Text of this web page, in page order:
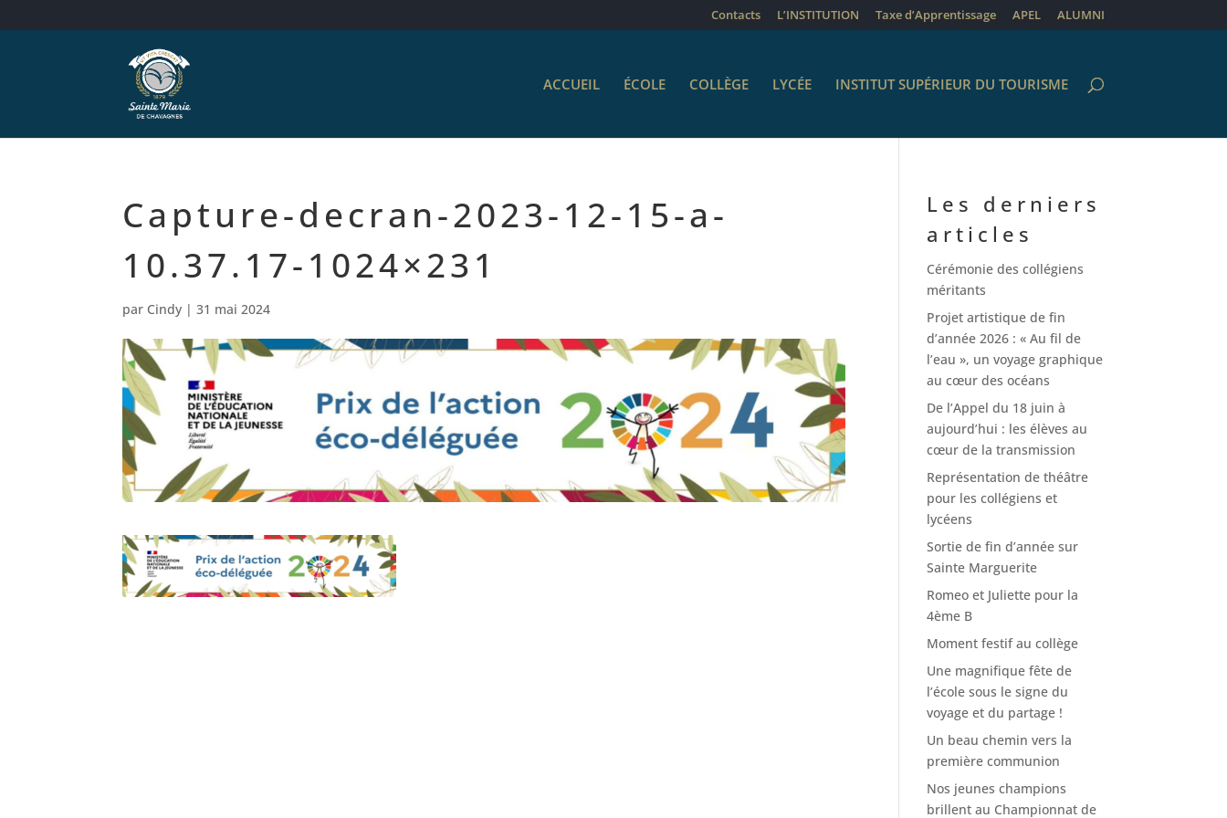
Contacts L’INSTITUTION Taxe d’Apprentissage APEL ALUMNI
ACCUEIL ÉCOLE COLLÈGE LYCÉE INSTITUT SUPÉRIEUR DU TOURISME
Capture-decran-2023-12-15-a-
10.37.17-1024×231
par Cindy |31 mai 2024
Les derniers
articles
Cérémonie des collégiens
méritants
Projet artistique de fin
d’année 2026 : « Au fil de
l’eau », un voyage graphique
au cœur des océans
De l’Appel du 18 juin à
aujourd’hui : les élèves au
cœur de la transmission
Représentation de théâtre
pour les collégiens et
lycéens
Sortie de fin d’année sur
Sainte Marguerite
Romeo et Juliette pour la
4ème B
Moment festif au collège
Une magnifique fête de
l’école sous le signe du
voyage et du partage !
Un beau chemin vers la
première communion
Nos jeunes champions
brillent au Championnat de